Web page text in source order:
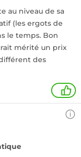
au niveau de sa
(les ergots de
le temps. Bon
mérité un prix
des
1